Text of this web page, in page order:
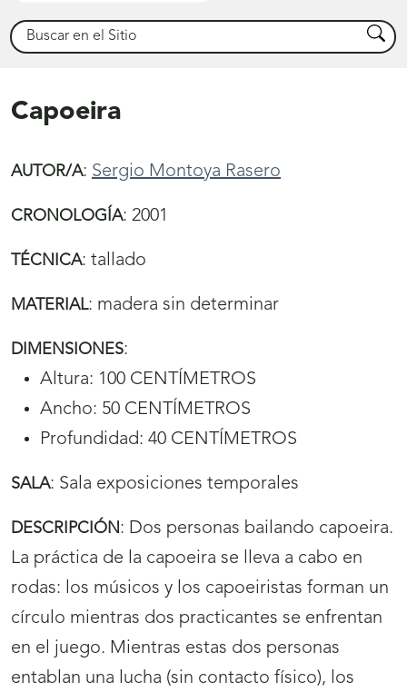
Buscar Buscar
Capoeira
AUTOR/A: Sergio Montoya Rasero
CRONOLOGÍA: 2001
TÉCNICA: tallado
MATERIAL: madera sin determinar
DIMENSIONES:
Altura: 100 CENTÍMETROS
Ancho: 50 CENTÍMETROS
Profundidad: 40 CENTÍMETROS
SALA: Sala exposiciones temporales
DESCRIPCIÓN: Dos personas bailando capoeira.
La práctica de la capoeira se lleva a cabo en
rodas: los músicos y los capoeiristas forman un
círculo mientras dos practicantes se enfrentan
en el juego. Mientras estas dos personas
entablan una lucha (sin contacto físico), los